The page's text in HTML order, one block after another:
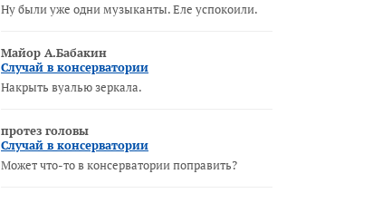
Ну были уже одни музыканты. Еле успокоили.
Майор А.Бабакин
Случай в консерватории
Накрыть вуалью зеркала.
протез головы
Случай в консерватории
Может что-то в консерватории поправить?